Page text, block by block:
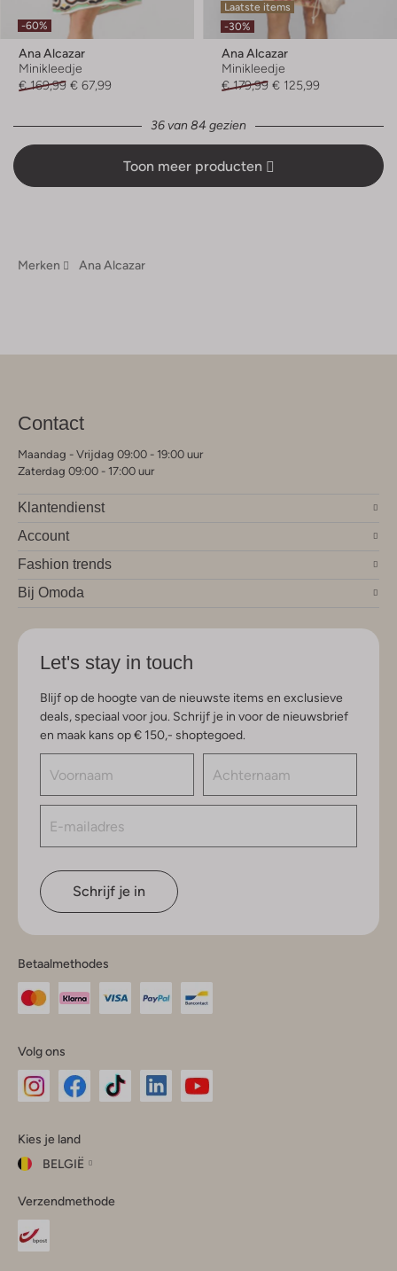
-60%
Ana Alcazar
Minikleedje
€ 169,99 € 67,99
Laatste items
-30%
Ana Alcazar
Minikleedje
€ 179,99 € 125,99
36 van 84 gezien
Toon meer producten
Merken Ana Alcazar
Contact
Maandag - Vrijdag 09:00 - 19:00 uur
Zaterdag 09:00 - 17:00 uur
Klantendienst
Account
Fashion trends
Bij Omoda
Let's stay in touch
Blijf op de hoogte van de nieuwste items en exclusieve
deals, speciaal voor jou. Schrijf je in voor de nieuwsbrief
en maak kans op € 150,- shoptegoed.
Schrijf je in
Betaalmethodes
Volg ons
InstagramFacebook
Kies je land
BELGIË
je
land
Verzendmethode